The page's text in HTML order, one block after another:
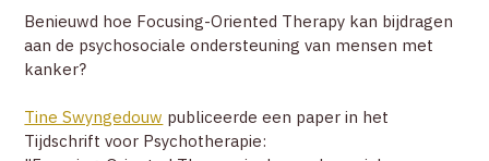
Benieuwd hoe Focusing-Oriented Therapy kan bijdragen
aan de psychosociale ondersteuning van mensen met
kanker?
Tine Swyngedouw publiceerde een paper in het
Tijdschrift voor Psychotherapie:
ACCOUNT